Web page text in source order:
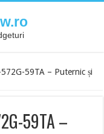
59TA – Puternic și
59TA –